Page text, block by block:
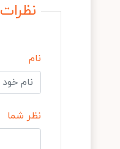
نظرات
نام
نظر شما